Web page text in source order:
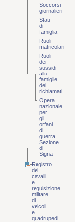
Soccorsi
giornalieri
Stati
di
famiglia
Ruoli
matricolari
Ruoli
dei
sussidi
alle
famiglie
dei
richiamati
Opera
nazionale
per
gli
orfani
di
guerra.
Sezione
di
Signa
Registro
dei
cavalli
e
requisizione
militare
di
veicoli
e
quadrupedi